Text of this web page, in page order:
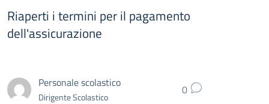
Riaperti i termini per il pagamento
dell'assicurazione
Personale scolastico
Dirigente Scolastico 0